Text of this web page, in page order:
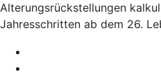
Alterungsrückstellungen
Jahresschritten ab dem 26.